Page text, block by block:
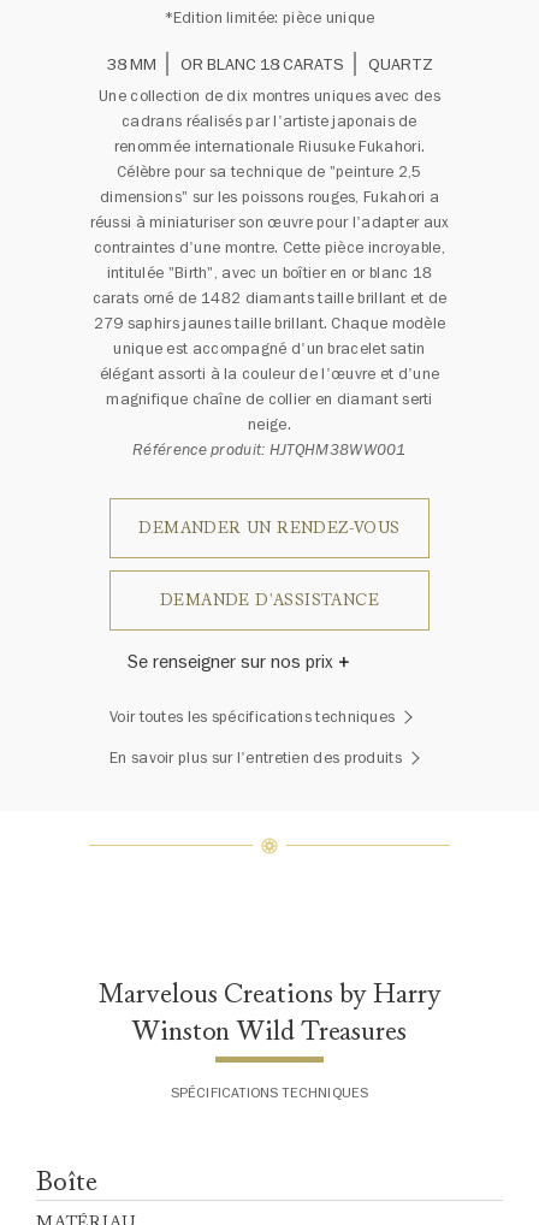
*Edition limitée: pièce unique
38 MM OR BLANC 18 CARATS QUARTZ
Une collection de dix montres uniques avec des
cadrans réalisés par l'artiste japonais de
renommée internationale Riusuke Fukahori.
Célèbre pour sa technique de "peinture 2,5
dimensions" sur les poissons rouges, Fukahori a
réussi à miniaturiser son œuvre pour l'adapter aux
contraintes d'une montre. Cette pièce incroyable,
intitulée "Birth", avec un boîtier en or blanc 18
carats orné de 1482 diamants taille brillant et de
279 saphirs jaunes taille brillant. Chaque modèle
unique est accompagné d'un bracelet satin
élégant assorti à la couleur de l'œuvre et d'une
magnifique chaîne de collier en diamant serti
neige.
Référence produit: HJTQHM38WW001
DEMANDER UN RENDEZ-VOUS
DEMANDE D'ASSISTANCE
Se renseigner sur nos prix
n'y a pas deux diamants qui se
ressemblent.» Chaque bijou de la
Maison Harry Winston présente un
poids en carats et la quantité de
Voir toutes les spécifications techniques
En savoir plus sur l'entretien des produits
Marvelous Creations by Harry
Winston Wild Treasures
SPÉCIFICATIONS TECHNIQUES
Boîte